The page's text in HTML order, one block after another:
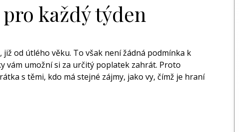
každý týden
od útlého věku. To však není žádná podmínka k
vám umožní si za určitý poplatek zahrát. Proto
s těmi, kdo má stejné zájmy, jako vy, čímž je hraní